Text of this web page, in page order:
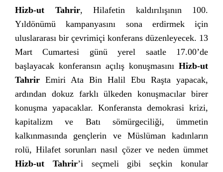
Hizb-ut Tahrir, Hilafetin kaldırılışının 100.
Yıldönümü kampanyasını sona erdirmek için
uluslararası bir çevrimiçi konferans düzenleyecek. 13
Mart Cumartesi günü yerel saatle 17.00’de
başlayacak konferansın açılış konuşmasını Hizb-ut
Tahrir Emiri Ata Bin Halil Ebu Raşta yapacak,
ardından dokuz farklı ülkeden konuşmacılar birer
konuşma yapacaklar. Konferansta demokrasi krizi,
kapitalizm ve Batı sömürgeciliği, ümmetin
kalkınmasında gençlerin ve Müslüman kadınların
rolü, Hilafet sorunları nasıl çözer ve neden ümmet
Hizb-ut Tahrir’i seçmeli gibi seçkin konular